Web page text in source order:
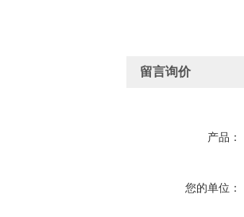
留言询价
产品：
您的单位：